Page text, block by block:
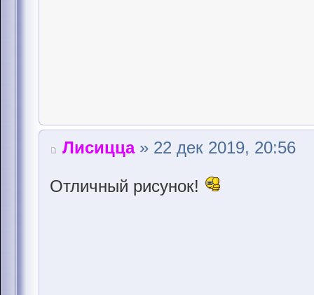
Лисицца» 22 дек 2019, 20:56
Отличный рисyнок!